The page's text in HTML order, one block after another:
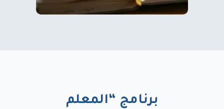
برنامج “المعلم